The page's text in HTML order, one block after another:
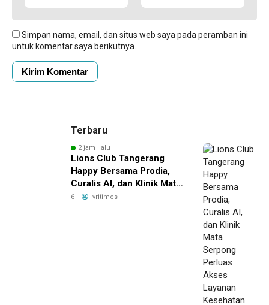
Simpan nama, email, dan situs web saya pada peramban ini
untuk komentar saya berikutnya.
Terbaru
2 jam lalu
Lions Club Tangerang
Happy Bersama Prodia,
Curalis AI, dan Klinik Mata
Serpong Perluas Akses
6 vritimes